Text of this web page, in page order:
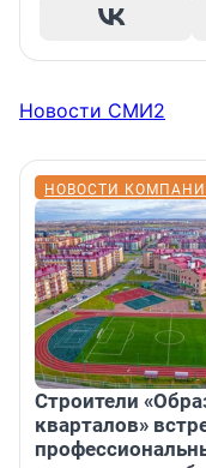
Новости СМИ2
НОВОСТИ
Строители
кварталов»